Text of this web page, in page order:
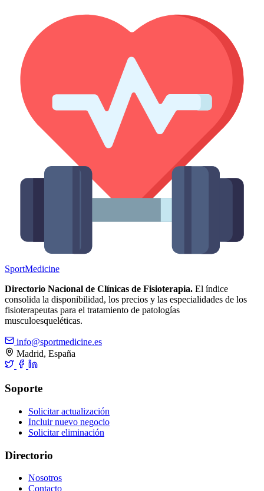
SportMedicine
Directorio Nacional de Clínicas de Fisioterapia. El índice
consolida la disponibilidad, los precios y las especialidades de los
fisioterapeutas para el tratamiento de patologías
musculoesqueléticas.
info@sportmedicine.es
Madrid, España
Soporte
Solicitar actualización
Incluir nuevo negocio
Solicitar eliminación
Directorio
Nosotros
Contacto